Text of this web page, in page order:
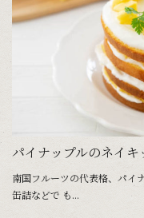
パイナップルのネイ
南国フルーツの代表格、パイ
缶詰などで も...